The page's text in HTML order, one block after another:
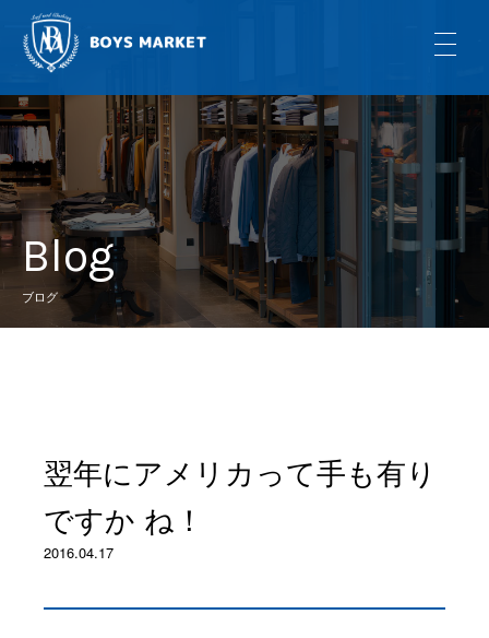
Blog
ブログ
翌年にアメリカって手も有り
ですか ね！
2016.04.17